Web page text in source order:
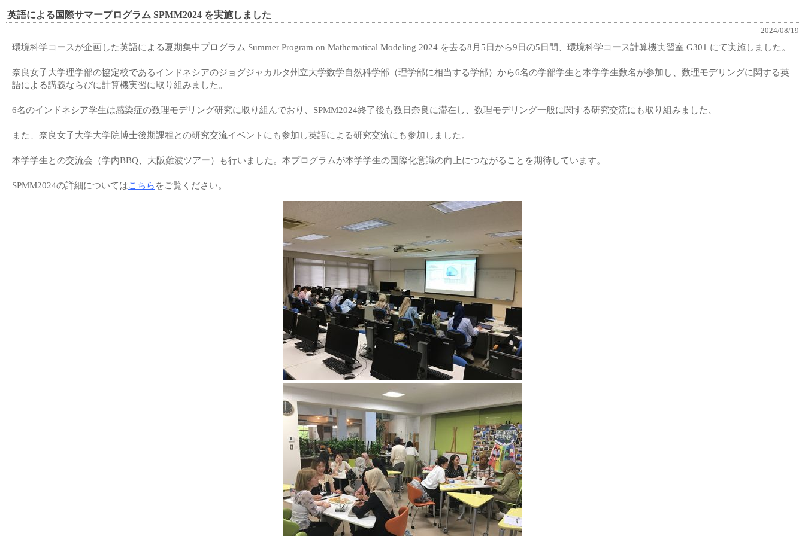
英語による国際サマープログラム SPMM2024 を実施しました
2024/08/19
環境科学コースが企画した英語による夏期集中プログラム Summer Program on Mathematical Modeling 2024 を去る8月5日から9日の5日間、環境科学コース計算機実習室 G301 にて実施しました。
奈良女子大学理学部の協定校であるインドネシアのジョグジャカルタ州立大学数学自然科学部（理学部に相当する学部）から6名の学部学生と本学学生数名が参加し、数理モデリングに関する英
語による講義ならびに計算機実習に取り組みました。
6名のインドネシア学生は感染症の数理モデリング研究に取り組んでおり、SPMM2024終了後も数日奈良に滞在し、数理モデリング一般に関する研究交流にも取り組みました、
また、奈良女子大学大学院博士後期課程との研究交流イベントにも参加し英語による研究交流にも参加しました。
本学学生との交流会（学内BBQ、大阪難波ツアー）も行いました。本プログラムが本学学生の国際化意識の向上につながることを期待しています。
SPMM2024の詳細についてはこちら をご覧ください。